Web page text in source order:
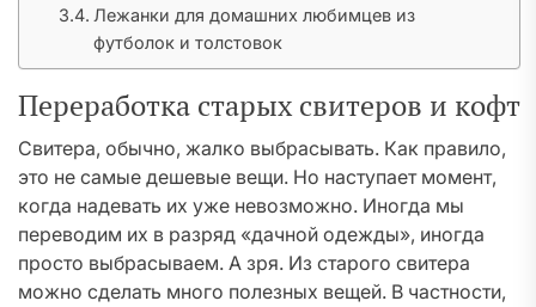
Лежанки для домашних любимцев из
футболок и толстовок
Переработка старых свитеров и кофт
Свитера, обычно, жалко выбрасывать. Как правило,
это не самые дешевые вещи. Но наступает момент,
когда надевать их уже невозможно. Иногда мы
переводим их в разряд «дачной одежды», иногда
просто выбрасываем. А зря. Из старого свитера
можно сделать много полезных вещей. В частности,